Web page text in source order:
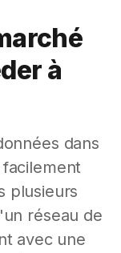
à
dans
plusieurs
réseau de
avec une